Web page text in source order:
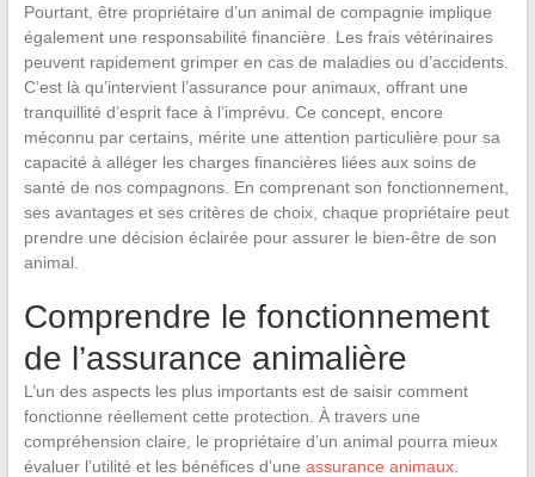
Pourtant, être propriétaire d’un animal de compagnie implique
également une responsabilité financière. Les frais vétérinaires
peuvent rapidement grimper en cas de maladies ou d’accidents.
C’est là qu’intervient l’assurance pour animaux, offrant une
tranquillité d’esprit face à l’imprévu. Ce concept, encore
méconnu par certains, mérite une attention particulière pour sa
capacité à alléger les charges financières liées aux soins de
santé de nos compagnons. En comprenant son fonctionnement,
ses avantages et ses critères de choix, chaque propriétaire peut
prendre une décision éclairée pour assurer le bien-être de son
animal.
Comprendre le fonctionnement
de l’assurance animalière
L’un des aspects les plus importants est de saisir comment
fonctionne réellement cette protection. À travers une
compréhension claire, le propriétaire d’un animal pourra mieux
évaluer l’utilité et les bénéfices d’une assurance animaux.